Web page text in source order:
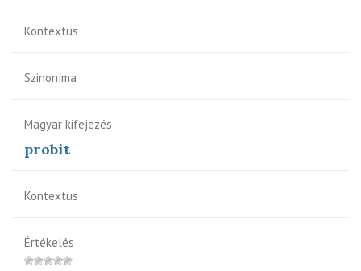
Kontextus
Szinoníma
Magyar kifejezés
probit
Kontextus
Értékelés